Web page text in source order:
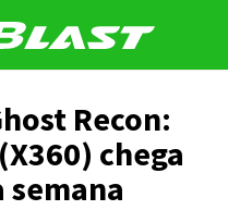
Recon:
chega